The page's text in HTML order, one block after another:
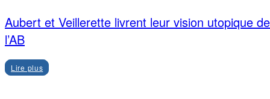
Aubert et Veillerette livrent leur vision utopique de
l’AB
Lire plus